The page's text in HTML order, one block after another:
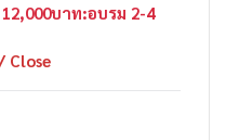
บาท:อบรม 2-4
Close